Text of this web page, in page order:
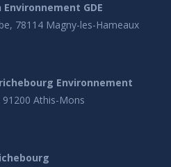
Environnement GDE
78114 Magny-les-Hameaux
Environnement
91200 Athis-Mons